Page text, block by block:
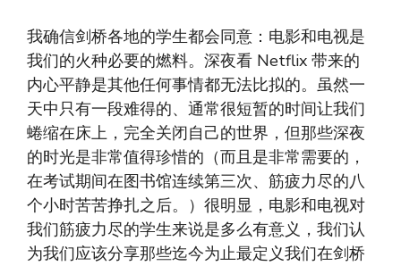
我确信剑桥各地的学生都会同意：电影和电视是
我们的火种必要的燃料。深夜看 Netflix 带来的
内心平静是其他任何事情都无法比拟的。虽然一
天中只有一段难得的、通常很短暂的时间让我们
蜷缩在床上，完全关闭自己的世界，但那些深夜
的时光是非常值得珍惜的（而且是非常需要的，
在考试期间在图书馆连续第三次、筋疲力尽的八
个小时苦苦挣扎之后。）很明显，电影和电视对
我们筋疲力尽的学生来说是多么有意义，我们认
为我们应该分享那些迄今为止最定义我们在剑桥